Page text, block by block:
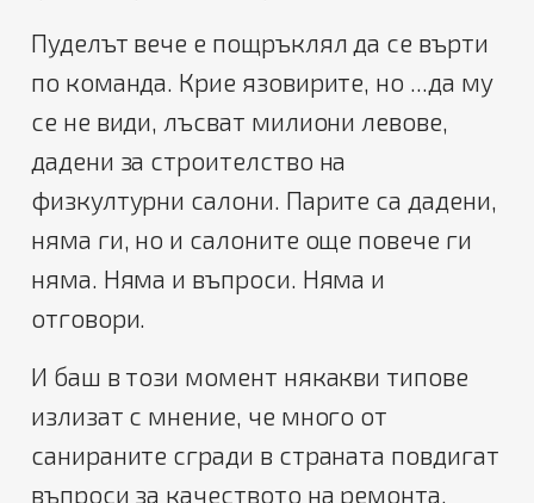
Пуделът вече е пощръклял да се върти
по команда. Крие язовирите, но ...да му
се не види, лъсват милиони левове,
дадени за строителство на
физкултурни салони. Парите са дадени,
няма ги, но и салоните още повече ги
няма. Няма и въпроси. Няма и
отговори.
И баш в този момент някакви типове
излизат с мнение, че много от
санираните сгради в страната повдигат
въпроси за качеството на ремонта.